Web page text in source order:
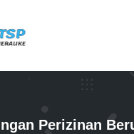
Perizinan